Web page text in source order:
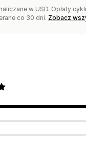
w USD. Opłaty
co 30 dni. Zobacz